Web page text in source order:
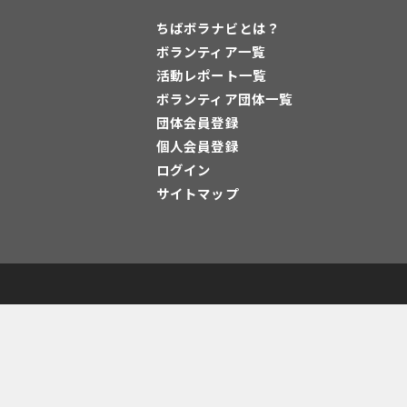
ちばボラナビとは？
ボランティア一覧
活動レポート一覧
ボランティア団体一覧
団体会員登録
個人会員登録
ログイン
サイトマップ